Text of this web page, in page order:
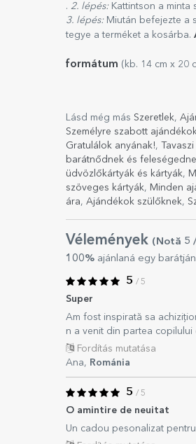
. 2. lépés: Kattintson a minta
3. lépés: Miután befejezte a
tegye a terméket a kosárba.
formátum (kb. 14 cm x 20
Lásd még más Szeretlek,
Személyre szabott
Gratulálok anyának!,
barátnődnek és
üdvözlőkártyák és kártyák,
szöveges kártyák, Minden
ára, Ajándékok szülőknek,
Vélemények (Notă 5
100% ajánlaná egy
5 / 5
Super
Am fost inspirată sa
n a venit din partea copilului
Fordítás mutatása
Ana, Románia
5 / 5
O amintire de neuitat
Un cadou pesonalizat